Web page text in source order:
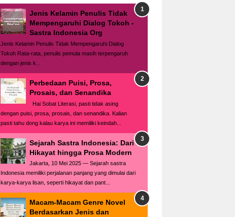
Jenis Kelamin Penulis Tidak
Mempengaruhi Dialog Tokoh -
Sastra Indonesia Org
Jenis Kelamin Penulis Tidak Mempengaruhi Dialog
Tokoh Rata-rata, penulis pemula masih terpengaruh
dengan jenis k...
Perbedaan Puisi, Prosa,
Prosais, dan Senandika
Hai Sobat Literasi, pasti tidak asing
dengan puisi, prosa, prosais, dan senandika. Kalian
pasti tahu dong kalau karya ini memiliki keindah...
Sejarah Sastra Indonesia: Dari
Hikayat hingga Prosa Modern
Jakarta, 10 Mei 2025 — Sejarah sastra
Indonesia memiliki perjalanan panjang yang dimulai dari
karya-karya lisan, seperti hikayat dan pant...
Macam-Macam Genre Novel
Berdasarkan Jenis dan